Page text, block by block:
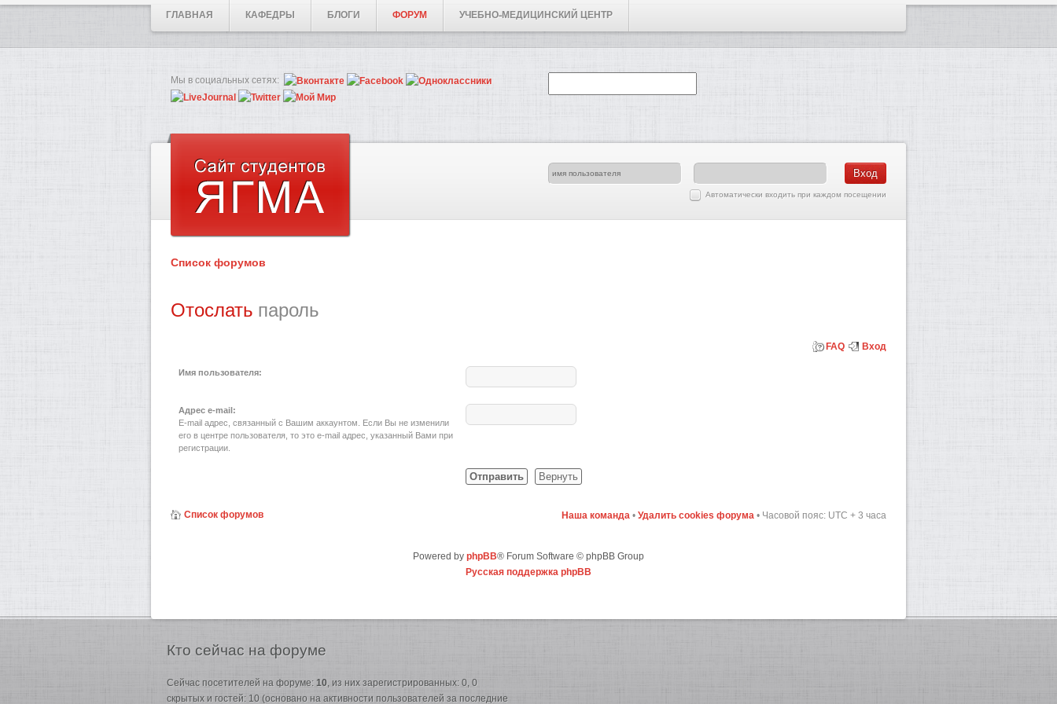
ГЛАВНАЯ КАФЕДРЫ БЛОГИ ФОРУМ УЧЕБНО-МЕДИЦИНСКИЙ ЦЕНТР
Мы в социальных сетях:
Автоматически входить при каждом посещении
Список форумов
Отослать пароль
FAQ Вход
Имя пользователя:
Адрес e-mail:
E-mail адрес, связанный с Вашим аккаунтом. Если Вы не изменили
его в центре пользователя, то это e-mail адрес, указанный Вами при
регистрации.
Список форумов Наша команда • Удалить cookies форума • Часовой пояс: UTC + 3 часа
Powered by phpBB® Forum Software © phpBB Group
Русская поддержка phpBB
Кто сейчас на форуме
Сейчас посетителей на форуме: 10 , из них зарегистрированных: 0, 0
скрытых и гостей: 10 (основано на активности пользователей за последние